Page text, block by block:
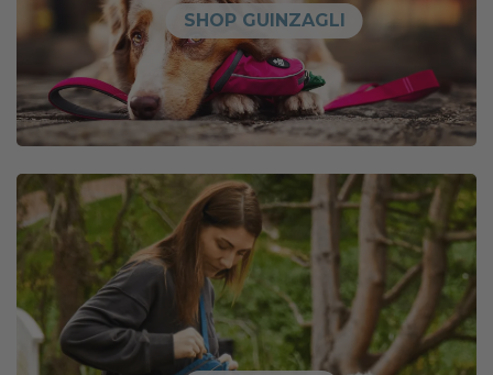
SHOP GUINZAGLI